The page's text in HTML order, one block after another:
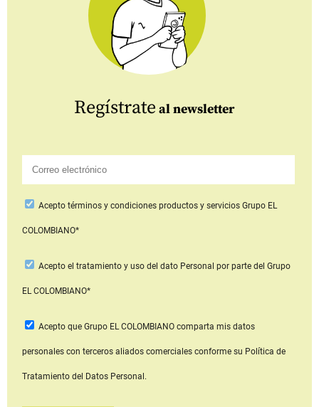
Regístrate al newsletter
Aceptotérminos y condiciones productos y serviciosGrupo EL
COLOMBIANO*
Acepto el tratamiento y uso del dato Personal por parte del Grupo
EL COLOMBIANO*
Acepto que Grupo EL COLOMBIANOcomparta mis datos
personales con terceros aliados comerciales conforme su Política de
Tratamiento del Datos Personal.